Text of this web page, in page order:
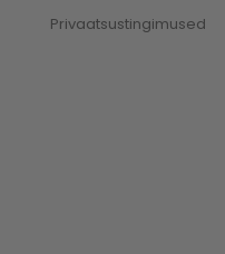
Privaatsustingimused